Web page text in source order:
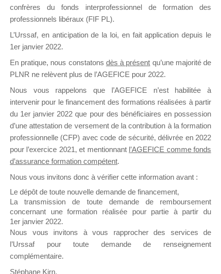
DIRIGEANT
il y a un mois
Ce groupe est destiné aux Organismes de
Formation qui souhaitent répondre à l’Appel à
Propositions Mallette du Dirigeant.
Ce groupe propose un forum dédié au support
sur lequel il est possible de laisser un message
ou poser une question.
NB : Il est nécessaire d’être
pouvoir rejoindre ce groupe
confrères du fonds interprofessionnel de formation des
professionnels libéraux (FIF PL).
L’Urssaf, en anticipation de la loi, en fait application depuis le
1er janvier 2022.
En pratique, nous constatons dès à présent qu’une majorité de
PLNR ne relèvent plus de l’AGEFICE pour 2022.
Nous vous rappelons que l’AGEFICE n’est habilitée à
intervenir pour le financement des formations réalisées à partir
du 1er janvier 2022 que pour des bénéficiaires en possession
d’une attestation de versement de la contribution à la formation
professionnelle (CFP) avec code de sécurité, délivrée en 2022
pour l’exercice 2021, et mentionnant l’AGEFICE comme fonds
d’assurance formation compétent.
Nous vous invitons donc à vérifier cette information avant :
Le dépôt de toute nouvelle demande de financement,
La transmission de toute demande de remboursement
concernant une formation réalisée pour partie à partir du
1er janvier 2022.
Nous vous invitons à vous rapprocher des services de
l’Urssaf pour toute demande de renseignement
complémentaire.
Stéphane Kirn,